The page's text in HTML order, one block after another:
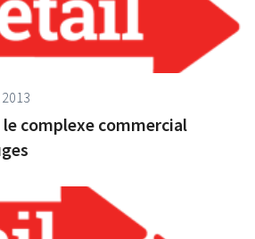
complexe commercial